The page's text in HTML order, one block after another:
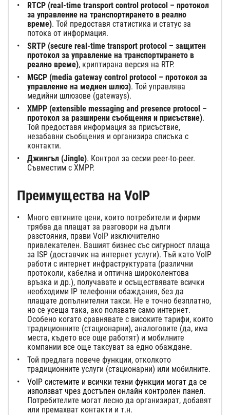
RTCP (real-time transport control protocol – протокол
за управление на транспортирането в реално
време). Той предоставя статистика и статус за
потока от информация.
SRTP (secure real-time transport protocol – защитен
протокол за управление на транспортирането в
реално време), криптирана версия на RTP.
MGCP (media gateway control protocol – протокол за
управление на медиен шлюз). Той управлява
медийни шлюзове (gateways).
XMPP (extensible messaging and presence protocol –
протокол за разширени съобщения и присъствие).
Той предоставя информация за присъствие,
незабавни съобщения и организира списъка с
контакти.
Джингъл (Jingle). Контрол за сесии peer-to-peer.
Съвместим с XMPP.
Преимущества на VoIP
Много евтините цени, които потребители и фирми
трябва да плащат за разговори на дълги
разстояния, прави VoIP изключително
привлекателен. Вашият бизнес със сигурност плаща
за ISP (доставчик на интернет услуги). Тъй като VoIP
работи с интернет инфраструктурата (различни
протоколи, кабелна и оптична широколентова
връзка и др.), получавате и осъществявате всички
необходими IP телефонни обаждания, без да
плащате допълнителни такси. Не е точно безплатно,
но се усеща така, ако ползвате само интернет.
Особено когато сравнявате с високите тарифи, които
традиционните (стационарни), аналоговите (да, има
места, където все още работят) и мобилните
компании все още таксуват за едно обаждане.
Той предлага повече функции, отколкото
традиционните услуги (стационарни) или мобилните.
VoIP системите и всички техни функции могат да се
използват чрез достъпен онлайн контролен панел.
Потребителите могат лесно да организират, добавят
или премахват контакти и т.н.